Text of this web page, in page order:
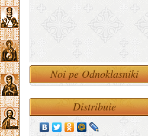
Noi pe Odnoklasniki
Distribuie